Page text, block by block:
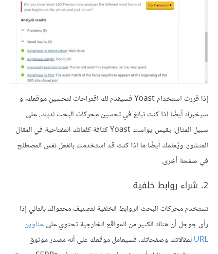
إذا قررت استخدام Yoast فسيقدم لك اقتراحات لتحسين موقعك، و
سيخبرك أيضًا إذا كنت تبالغ في تحسين محركات البحث لديك. على
سبيل المثال: يقيس يواست Yoast كثافة كلماتك المفتاحية في المقال
المنشور. ويُعلمك أيضًا ما إذا كنت قد استخدمت بالفعل نفس المصطلح
في صفحة أخرى.
2. شراء روابط خلفية
تستخدم محركات البحث الروابط الخلفية لتصنيف محتواك، بالتالي إذا
رأى جوجل أن هناك الكثير من المواقع الخارجية تحتوي علىعناوين
URLلمقالاتك وصفحاتك، فسيعامل موقعك على أنه مصدر موثوق